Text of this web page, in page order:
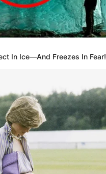
In Ice—And Freezes In Fear!